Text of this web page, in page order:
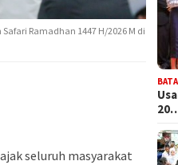
Ramadhan 1447 H/2026 M di
seluruh masyarakat